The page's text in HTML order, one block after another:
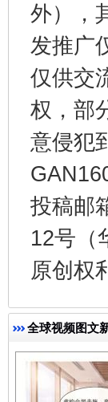
外），
发推广
仅供交
权，部
意侵犯
投稿邮
12号（
原创权
全球视频图文
东山县通
千